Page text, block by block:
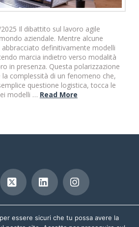
Il dibattito sul lavoro agile
aziendale. Mentre alcune
definitivamente modelli
marcia indietro verso modalità
in presenza. Questa polarizzazione
complessità di un fenomeno che,
questione logistica, tocca le
modelli … Read More
X LinkedInInstagram
essere sicuri che tu possa avere la